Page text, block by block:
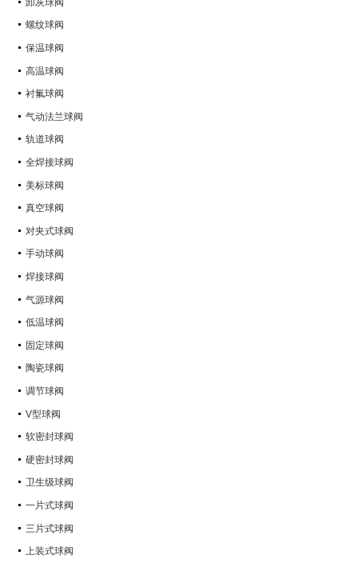
卸灰球阀
螺纹球阀
保温球阀
高温球阀
衬氟球阀
气动法兰球阀
轨道球阀
全焊接球阀
美标球阀
真空球阀
对夹式球阀
手动球阀
焊接球阀
气源球阀
低温球阀
固定球阀
陶瓷球阀
调节球阀
V型球阀
软密封球阀
硬密封球阀
卫生级球阀
一片式球阀
三片式球阀
上装式球阀